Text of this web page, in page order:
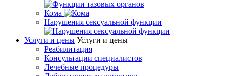
Кома
Нарушения сексуальной функции
Услуги и цены Услуги и цены
Реабилитация
Консультации специалистов
Лечебные процедуры